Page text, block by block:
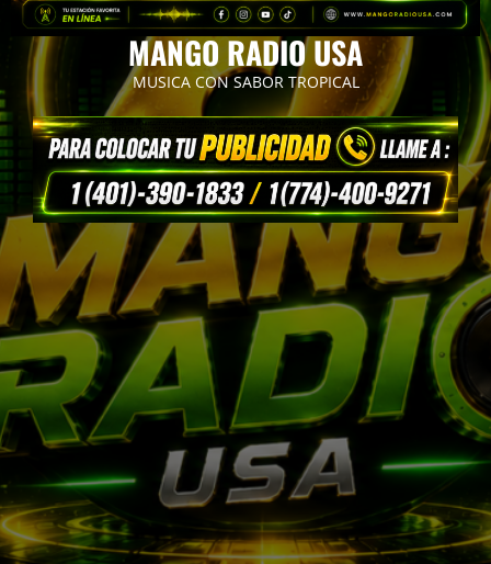
MANGO RADIO USA
MUSICA CON SABOR TROPICAL